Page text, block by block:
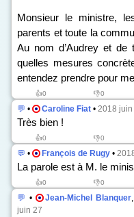
Monsieur le ministre,
parents et toute la
Au nom d’Audrey et de
quelles mesures
entendez prendre pour
👍0 👎0
💬 • Caroline Fiat • 2018 juin
Très bien !
👍0 👎0
💬 • François de Rugy •
La parole est à M. le
👍0 👎0
💬 • Jean-Michel Blanquer,
juin 27